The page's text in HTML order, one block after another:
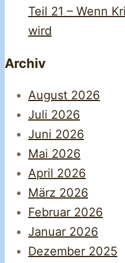
Teil 21 – Wenn
wird
Archiv
August 2026
Juli 2026
Juni 2026
Mai 2026
April 2026
März 2026
Februar 2026
Januar 2026
Dezember 2025